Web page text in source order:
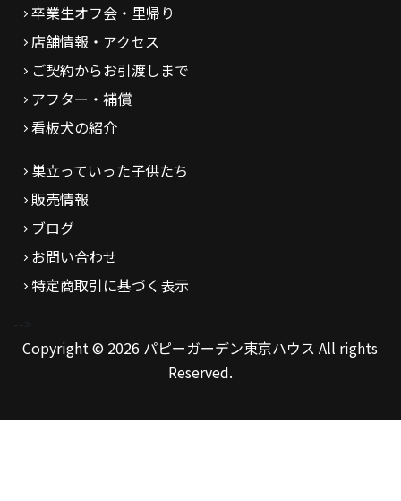
卒業生オフ会・里帰り
店舗情報・アクセス
ご契約からお引渡しまで
アフター・補償
看板犬の紹介
巣立っていった子供たち
販売情報
ブログ
お問い合わせ
特定商取引に基づく表示
Copyright © 2026 パピーガーデン東京ハウス All rights
Reserved.